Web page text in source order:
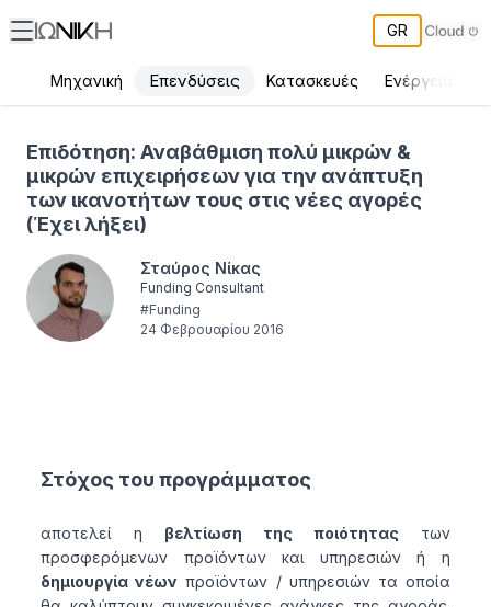
GR
Μηχανική Επενδύσεις Κατασκευές Ενέργεια
Επιδότηση: Αναβάθμιση πολύ μικρών &
μικρών επιχειρήσεων για την ανάπτυξη
των ικανοτήτων τους στις νέες αγορές
(Έχει λήξει)
Σταύρος Νίκας
Funding Consultant
#Funding
24 Φεβρουαρίου 2016
Στόχος του προγράμματος
αποτελεί η βελτίωση της ποιότηταςτων
προσφερόμενων προϊόντων και υπηρεσιών ή η
δημιουργία νέων προϊόντων / υπηρεσιών τα οποία